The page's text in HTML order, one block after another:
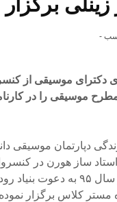
دکترای موسیقی از
موسیقی را در
دپارتمان موسیقی
ساز هورن در
مستر کلاس برگزار